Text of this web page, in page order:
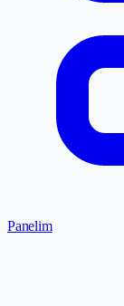
Panelim